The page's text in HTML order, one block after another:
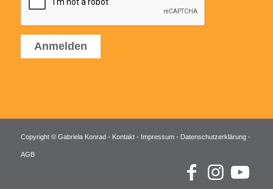
Copyright © Gabriela Konrad - Kontakt- Impressum- Datenschutzerklärung-
AGB